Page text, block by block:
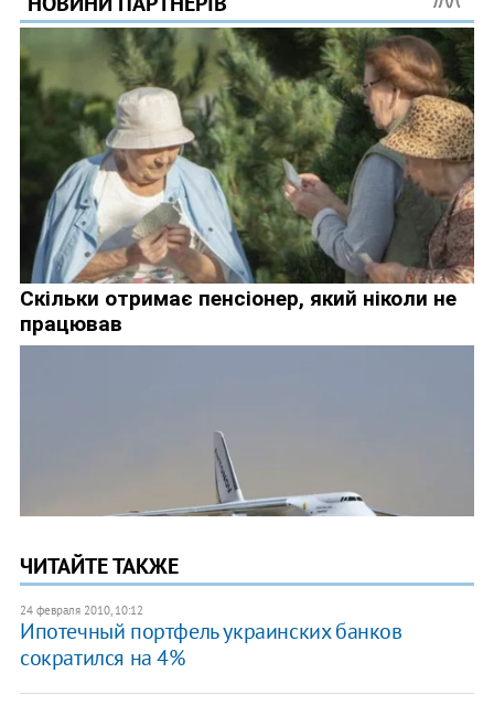
ЧИТАЙТЕ ТАКЖЕ
24 февраля 2010, 10:12
Ипотечный портфель украинских банков
сократился на 4%